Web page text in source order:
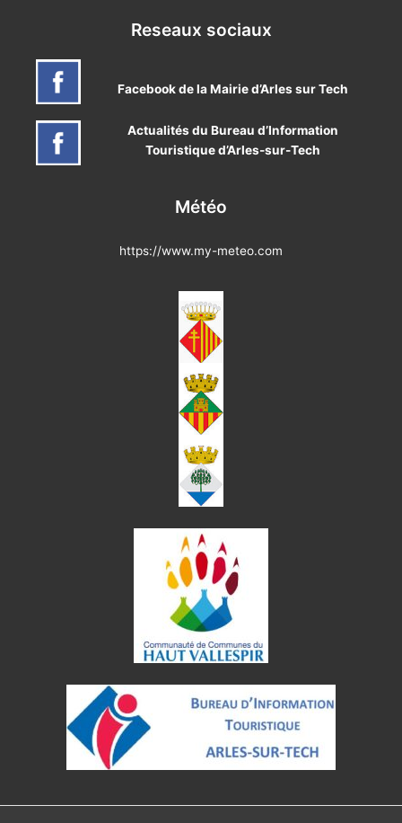
Reseaux sociaux
Facebook de la Mairie d’Arles sur Tech
Actualités du Bureau d’Information
Touristique d’Arles-sur-Tech
Météo
https://www.my-meteo.com